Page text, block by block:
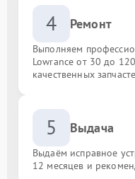
4 Ремонт
Выполняем
Lowrance от 30 до
качественных
5 Выдача
Выдаём исправное
12 месяцев и